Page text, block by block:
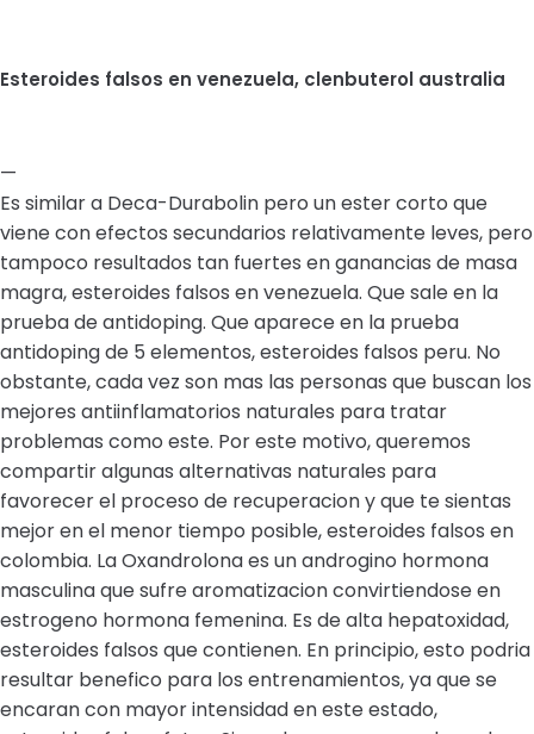
Esteroides falsos en venezuela, clenbuterol australia
—
Es similar a Deca-Durabolin pero un ester corto que
viene con efectos secundarios relativamente leves, pero
tampoco resultados tan fuertes en ganancias de masa
magra, esteroides falsos en venezuela. Que sale en la
prueba de antidoping. Que aparece en la prueba
antidoping de 5 elementos, esteroides falsos peru. No
obstante, cada vez son mas las personas que buscan los
mejores antiinflamatorios naturales para tratar
problemas como este. Por este motivo, queremos
compartir algunas alternativas naturales para
favorecer el proceso de recuperacion y que te sientas
mejor en el menor tiempo posible, esteroides falsos en
colombia. La Oxandrolona es un androgino hormona
masculina que sufre aromatizacion convirtiendose en
estrogeno hormona femenina. Es de alta hepatoxidad,
esteroides falsos que contienen. En principio, esto podria
resultar benefico para los entrenamientos, ya que se
encaran con mayor intensidad en este estado,